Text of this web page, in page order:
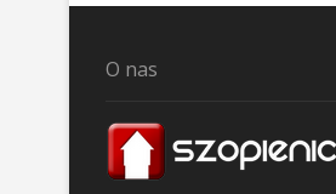
s
t
O nas